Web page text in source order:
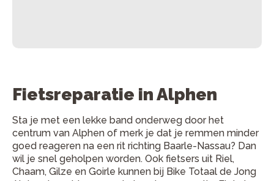
Fietsreparatie in Alphen
Sta je met een lekke band onderweg door het
centrum van Alphen of merk je dat je remmen minder
goed reageren na een rit richting Baarle-Nassau? Dan
wil je snel geholpen worden. Ook fietsers uit Riel,
Chaam, Gilze en Goirle kunnen bij Bike Totaal de Jong